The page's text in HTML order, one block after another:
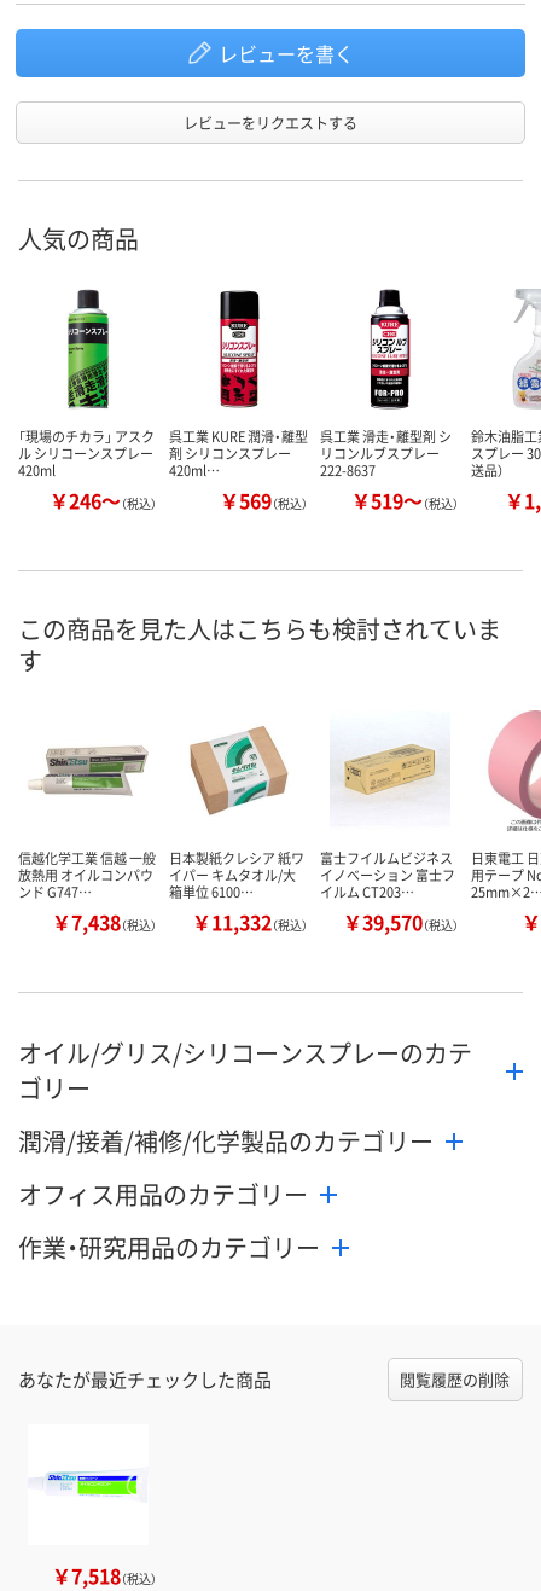
レビューを書く
レビューをリクエストする
人気の商品
「現場のチカラ」 アスク
ル シリコーンスプレー
420ml
￥246～（税込）
呉工業 KURE 潤滑・離型
剤 シリコンスプレー
420ml…
￥569（税込）
呉工業 滑走・離型剤 シ
リコンルブスプレー
222-8637
￥519～（税込）
鈴木油脂
スプレー
送品）
￥
この商品を見た人はこちらも検討されていま
す
信越化学工業 信越 一般
放熱用 オイルコンパウ
ンド G747…
￥7,438（税込）
日本製紙クレシア 紙ワ
イパー キムタオル/大
箱単位 6100…
￥11,332（税込）
富士フイルムビジネス
イノベーション 富士フ
イルム CT203…
￥39,570（税込）
日東電工
用テープ
オイル/グリス/シリコーンスプレーのカテ
ゴリー
潤滑/接着/補修/化学製品のカテゴリー
オフィス用品のカテゴリー
作業・研究用品のカテゴリー
あなたが最近チェックした商品 閲覧履歴の削除
￥7,518（税込）